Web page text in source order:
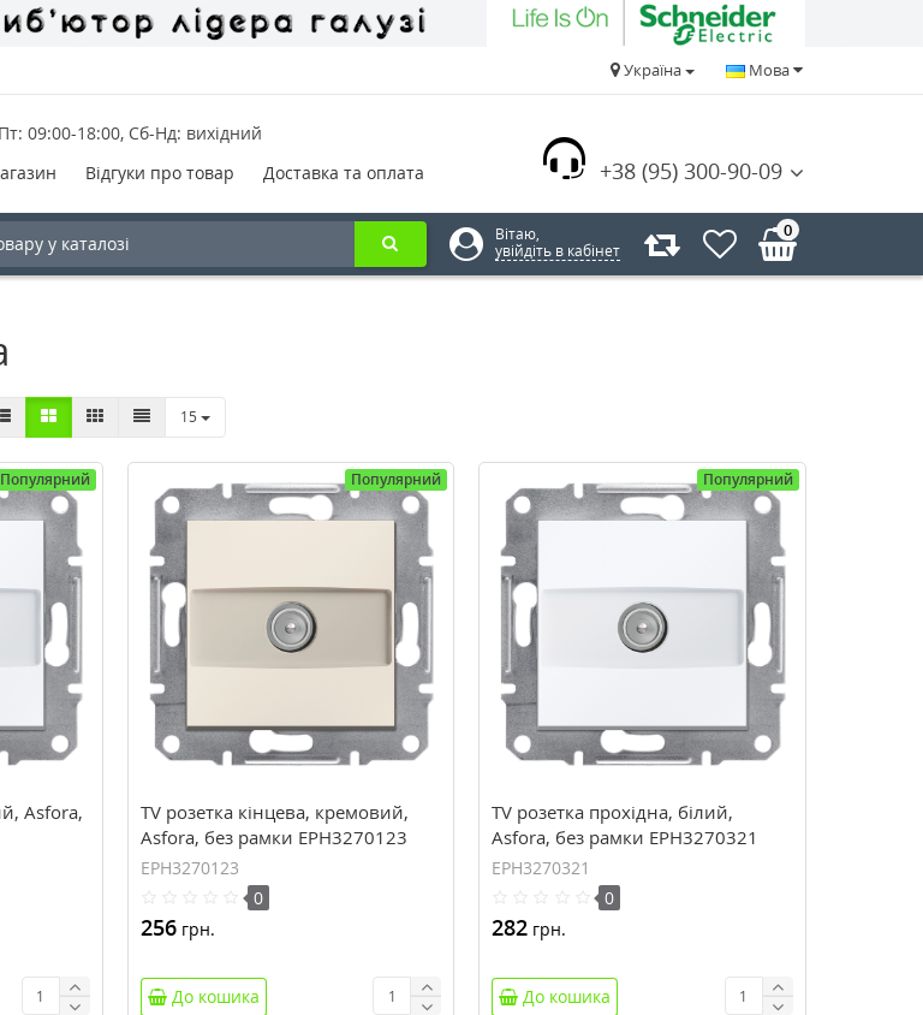
Мова
Україна
+38 (95) 300-90-09
09:00-18:00, Сб-Нд: вихідний
Відгуки про товар Доставка та оплата
Вітаю,
увійдіть в кабінет
0
15
Популярний
Asfora,
Популярний
TV розетка кінцева, кремовий,
Asfora, без рамки EPH3270123
EPH3270123
0
256грн.
До кошика
Популярний
TV розетка прохідна, білий,
Asfora, без рамки EPH3270321
EPH3270321
0
282 грн.
До кошика